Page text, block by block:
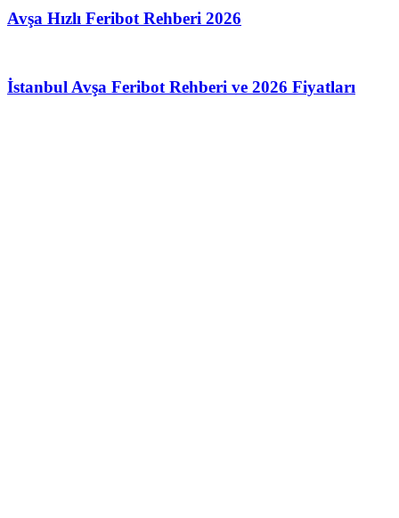
Avşa Hızlı Feribot Rehberi 2026
İstanbul Avşa Feribot Rehberi ve 2026 Fiyatları